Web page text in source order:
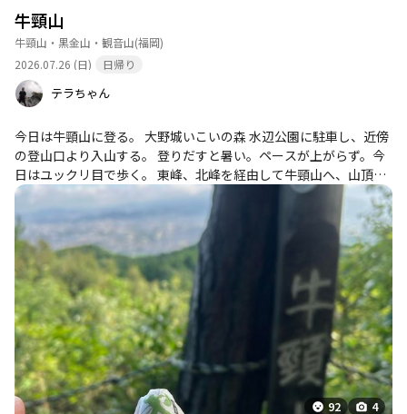
牛頸山
牛頸山・黒金山・観音山(福岡)
2026.07.26 (日)
日帰り
テラちゃん
今日は牛頸山に登る。 大野城いこいの森 水辺公園に駐車し、近傍
の登山口より入山する。 登りだすと暑い。ペースが上がらず。今
日はユックリ目で歩く。 東峰、北峰を経由して牛頸山へ、山頂に
到着すると26℃、涼しい。 ノンアルで喉を潤し、林道を経由して
下山する。 自宅に戻って、近くの居酒屋で昼飲みする。
92
4